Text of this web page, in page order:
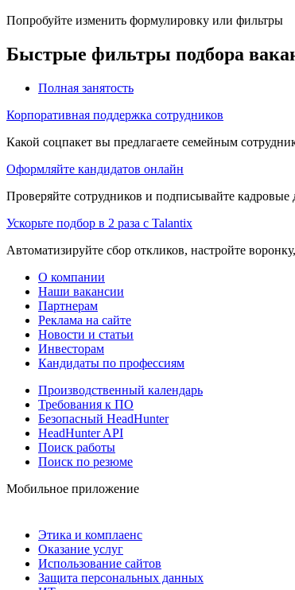
Попробуйте изменить формулировку или фильтры
Быстрые фильтры подбора
Полная занятость
Корпоративная поддержка сотрудников
Какой соцпакет вы предлагаете семейным
Оформляйте кандидатов онлайн
Проверяйте сотрудников и подписывайте
Ускорьте подбор в 2 раза с Talantix
Автоматизируйте сбор откликов, настройте
О компании
Наши вакансии
Партнерам
Реклама на сайте
Новости и статьи
Инвесторам
Кандидаты по профессиям
Производственный календарь
Требования к ПО
Безопасный HeadHunter
HeadHunter API
Поиск работы
Поиск по резюме
Мобильное приложение
Этика и комплаенс
Оказание услуг
Использование сайтов
Защита персональных данных